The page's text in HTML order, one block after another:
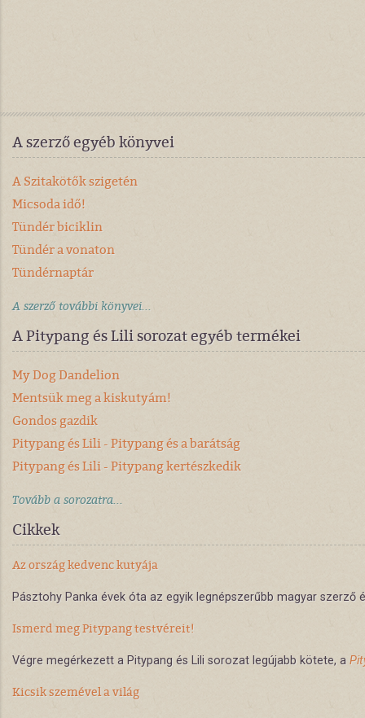
A szerző egyéb könyvei
A Szitakötők szigetén
Micsoda idő!
Tündér biciklin
Tündér a vonaton
Tündérnaptár
A szerző további könyvei...
A Pitypang és Lili sorozat egyéb termékei
My Dog Dandelion
Mentsük meg a kiskutyám!
Gondos gazdik
Pitypang és Lili - Pitypang és a barátság
Pitypang és Lili - Pitypang kertészkedik
Tovább a sorozatra...
Cikkek
Az ország kedvenc kutyája
Pásztohy Panka évek óta az egyik legnépszerűbb magyar
Ismerd meg Pitypang testvéreit!
Végre megérkezett a Pitypang és Lili sorozat legújabb kötete, a
Kicsik szemével a világ